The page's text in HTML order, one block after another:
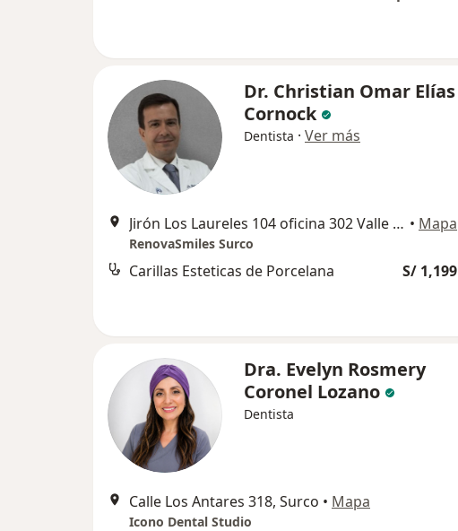
Dr. Christian Omar Elías
Cornock
Dentista · Ver más
Jirón Los Laureles 104 oficina 302 Valle Hermoso, Surco • Mapa
RenovaSmiles Surco
Carillas Esteticas de Porcelana S/ 1,199
Dra. Evelyn Rosmery
Coronel Lozano
Dentista
Calle Los Antares 318, Surco • Mapa
Icono Dental Studio